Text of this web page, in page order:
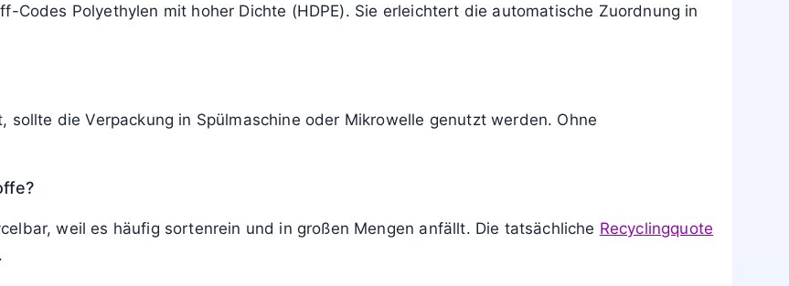
Codes Polyethylen mit hoher Dichte (HDPE). Sie erleichtert die automatische Zuordnung in
die Verpackung in Spülmaschine oder Mikrowelle genutzt werden. Ohne
weil es häufig sortenrein und in großen Mengen anfällt. Die tatsächliche Recyclingquote